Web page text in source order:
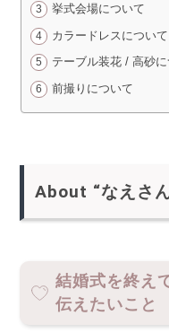
挙式会場について
カラードレスについて
テーブル装花 / 高砂
前撮りについて
About “なえさ
結婚式を終え
伝えたいこと